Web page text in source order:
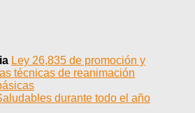
Ley 26,835 de promoción y
técnicas de reanimación
durante todo el año